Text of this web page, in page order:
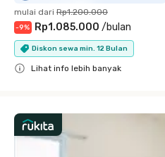
mulai dari Rp1.200.000
-9% Rp1.085.000 /bulan
Diskon sewa min. 12 Bulan
Lihat info lebih banyak